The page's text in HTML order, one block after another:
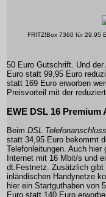
FRITZ!Box 7360 für 29,95
50 Euro Gutschrift. Und
Euro statt 99,95 Euro
statt 169 Euro erworben
Preisvorteil mit der
EWE DSL 16 Premium
Beim DSL Telefonanschluss
statt 34,95 Euro bekommt
Telefonleitungen. Auch
Internet mit 16 Mbit/s und
dt.Festnetz. Zusätzlich gibt
inländischen Handynetze
hier ein Startguthaben von
Euro statt 140 Euro